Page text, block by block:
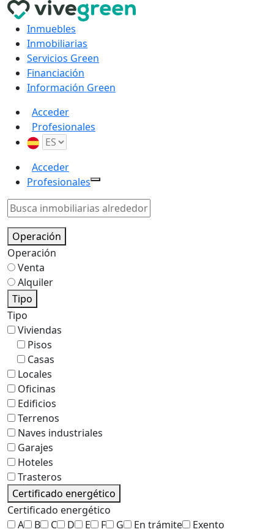
Inmuebles
Inmobiliarias
Servicios Green
Financiación
Información Green
Acceder
Profesionales
Acceder
Profesionales
Operación
Operación
Venta
Alquiler
Tipo
Tipo
Viviendas
Pisos
Casas
Locales
Oficinas
Edificios
Terrenos
Naves industriales
Garajes
Hoteles
Trasteros
Certificado energético
Certificado energético
A
B C D E F G En trámite
Exento